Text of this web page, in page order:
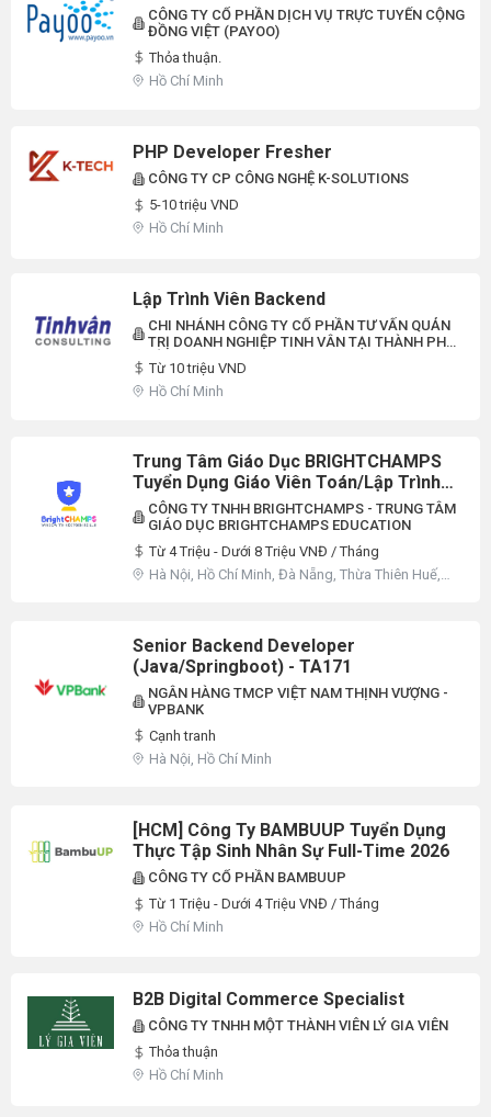
CÔNG TY CỔ PHẦN DỊCH VỤ TRỰC TUYẾN CỘNG
ĐỒNG VIỆT (PAYOO)
Thỏa thuận.
Hồ Chí Minh
PHP Developer Fresher
CÔNG TY CP CÔNG NGHỆ K-SOLUTIONS
5-10 triệu VND
Hồ Chí Minh
Lập Trình Viên Backend
CHI NHÁNH CÔNG TY CỔ PHẦN TƯ VẤN QUẢN
TRỊ DOANH NGHIỆP TINH VÂN TẠI THÀNH PHỐ
Từ 10 triệu VND
Hồ Chí Minh
Trung Tâm Giáo Dục BRIGHTCHAMPS
Tuyển Dụng Giáo Viên Toán/Lập Trình
Part-Time 2026
CÔNG TY TNHH BRIGHTCHAMPS - TRUNG TÂM
GIÁO DỤC BRIGHTCHAMPS EDUCATION
Từ 4 Triệu - Dưới 8 Triệu VNĐ / Tháng
Hà Nội, Hồ Chí Minh, Đà Nẵng, Thừa Thiên Huế,
Senior Backend Developer
(Java/Springboot) - TA171
NGÂN HÀNG TMCP VIỆT NAM THỊNH VƯỢNG -
VPBANK
Cạnh tranh
Hà Nội, Hồ Chí Minh
[HCM] Công Ty BAMBUUP Tuyển Dụng
Thực Tập Sinh Nhân Sự Full-Time 2026
CÔNG TY CỔ PHẦN BAMBUUP
Từ 1 Triệu - Dưới 4 Triệu VNĐ / Tháng
Hồ Chí Minh
B2B Digital Commerce Specialist
CÔNG TY TNHH MỘT THÀNH VIÊN LÝ GIA VIÊN
Thỏa thuận
Hồ Chí Minh